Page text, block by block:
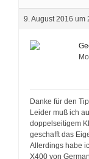
9. August 2016 um
Danke für den
Leider muß ich
doppelseitigem
geschafft das
Allerdings habe
X400 von